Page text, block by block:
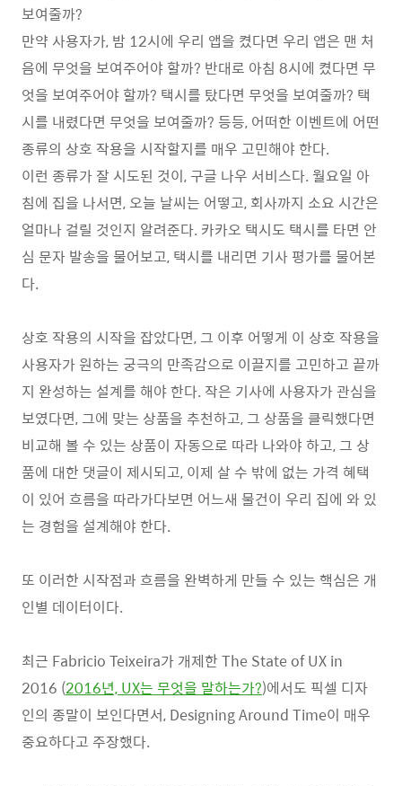
보여줄까?
만약 사용자가, 밤 12시에 우리 앱을 켰다면 우리 앱은 맨 처
음에 무엇을 보여주어야 할까? 반대로 아침 8시에 켰다면 무
엇을 보여주어야 할까? 택시를 탔다면 무엇을 보여줄까? 택
시를 내렸다면 무엇을 보여줄까? 등등, 어떠한 이벤트에 어떤
종류의 상호 작용을 시작할지를 매우 고민해야 한다.
이런 종류가 잘 시도된 것이, 구글 나우 서비스다. 월요일 아
침에 집을 나서면, 오늘 날씨는 어떻고, 회사까지 소요 시간은
얼마나 걸릴 것인지 알려준다. 카카오 택시도 택시를 타면 안
심 문자 발송을 물어보고, 택시를 내리면 기사 평가를 물어본
다.
상호 작용의 시작을 잡았다면, 그 이후 어떻게 이 상호 작용을
사용자가 원하는 궁극의 만족감으로 이끌지를 고민하고 끝까
지 완성하는 설계를 해야 한다. 작은 기사에 사용자가 관심을
보였다면, 그에 맞는 상품을 추천하고, 그 상품을 클릭했다면
비교해 볼 수 있는 상품이 자동으로 따라 나와야 하고, 그 상
품에 대한 댓글이 제시되고, 이제 살 수 밖에 없는 가격 혜택
이 있어 흐름을 따라가다보면 어느새 물건이 우리 집에 와 있
는 경험을 설계해야 한다.
또 이러한 시작점과 흐름을 완벽하게 만들 수 있는 핵심은 개
인별 데이터이다.
최근 Fabricio Teixeira가 개제한 The State of UX in
2016 (2016년, UX는 무엇을 말하는가?)에서도 픽셀 디자
인의 종말이 보인다면서, Designing Around Time이 매우
중요하다고 주장했다.